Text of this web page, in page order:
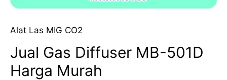
Alat Las MIG CO2
Jual Gas Diffuser MB-501D
Harga Murah